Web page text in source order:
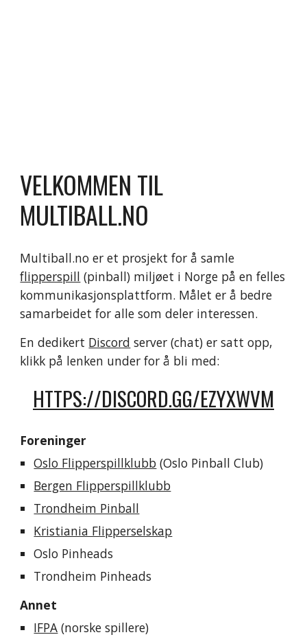
VELKOMMEN TIL
MULTIBALL.NO
flipperspill (pinball) miljøet i Norge på en felles
kommunikasjonsplattform. Målet er å bedre
samarbeidet for alle som deler interessen.
En dedikert Discord server (chat) er satt opp,
klikk på lenken under for å bli med:
HTTPS://DISCORD.GG/EZYXWVM
Foreninger
Oslo Flipperspillklubb (Oslo Pinball Club)
Bergen Flipperspillklubb
Trondheim Pinball
Kristiania Flipperselskap
Oslo Pinheads
Trondheim Pinheads
Annet
IFPA (norske spillere)